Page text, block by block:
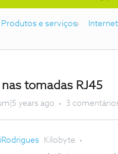
Produtos e serviços
nas tomadas RJ45
years ago 3
Kilobyte